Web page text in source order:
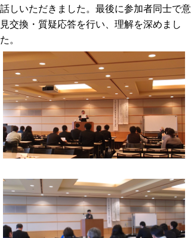
話しいただきました。最後に参加者同士で意
見交換・質疑応答を行い、理解を深めまし
た。